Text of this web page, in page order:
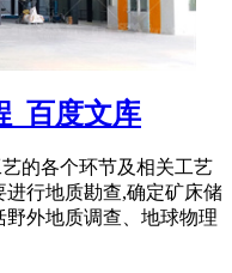
_百度文库
的各个环节及相关工艺
行地质勘查,确定矿床储
外地质调查、地球物理